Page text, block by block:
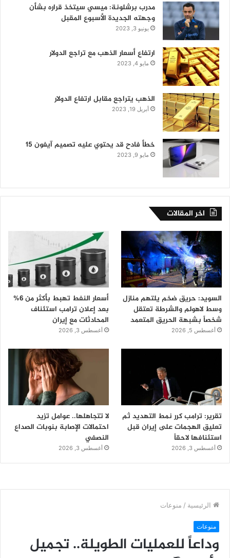
مدرب برشلونة: ميسي سيتخذ قراره بشأن
وجهته الجديدة الأسبوع المقبل
يونيو 3, 2023
ارتفاع أسعار الذهب مع تراجع الدولار
مايو 4, 2023
الذهب يتراجع مقابل ارتفاع الدولار
أبريل 19, 2023
خطأ فادح قد يحتوي عليه تصميم آيفون 15
مايو 9, 2023
اخر المقالات
السويد: حريق ضخم يلتهم منازل
وسط لاهولم والشرطة تعتقل
شخصاً بشبهة الحريق المتعمد
أغسطس 5, 2026
أسعار النفط تهبط بأكثر من 6%
بعد إعلان ترامب استئناف
المحادثات مع إيران
أغسطس 3, 2026
تقرير: ترامب كرر نمط التهديد ثم
تعليق الهجمات على إيران قبل
استئنافها لاحقاً
أغسطس 3, 2026
لا تتجاهلها.. عوامل تزيد
احتمالات الإصابة بنوبات الصداع
النصفي
أغسطس 3, 2026